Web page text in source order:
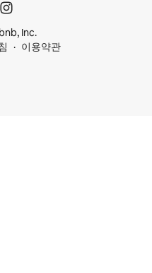
Inc.
이용약관